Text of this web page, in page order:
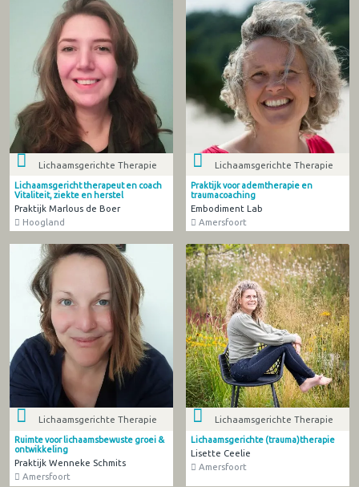
Lichaamsgerichte Therapie
Lichaamsgericht therapeut en coach
Vitaliteit, ziekte en herstel
Praktijk Marlous de Boer
Hoogland
Lichaamsgerichte Therapie
Praktijk voor ademtherapie en
traumacoaching
Embodiment Lab
Amersfoort
Lichaamsgerichte Therapie
Ruimte voor lichaamsbewuste groei &
ontwikkeling
Praktijk Wenneke Schmits
Amersfoort
Lichaamsgerichte Therapie
Lichaamsgerichte (trauma)therapie
Lisette Ceelie
Amersfoort